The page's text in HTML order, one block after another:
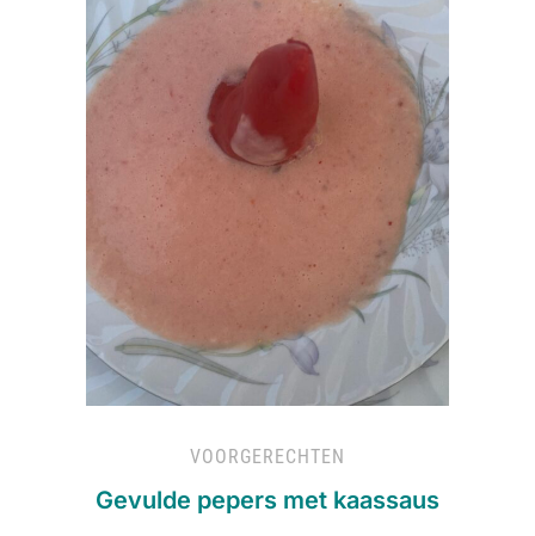
VOORGERECHTEN
Gevulde pepers met kaassaus